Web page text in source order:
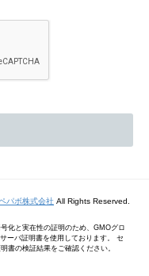
パボ株式会社 All Rights Reserved.
化と実在性の証明のため、GMOグロ
ーバ証明書を使用しております。 セ
書の検証結果をご確認ください。